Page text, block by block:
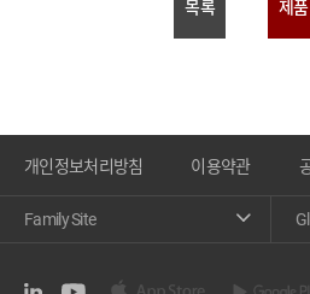
목록 제
개인정보처리방침 이용약관
Family Site